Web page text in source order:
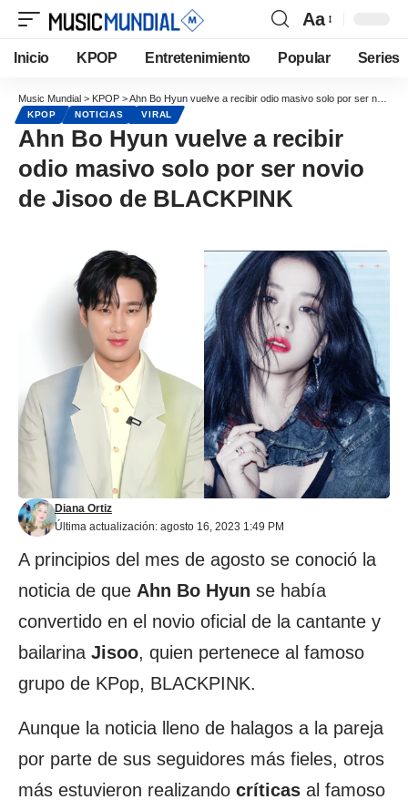
Aa
Inicio KPOP Entretenimiento Popular Series
Music Mundial > KPOP >Ahn Bo Hyun vuelve a recibir odio masivo solo por ser novio de Jisoo de BLACKPINK
KPOP NOTICIAS VIRAL
Ahn Bo Hyun vuelve a recibir
odio masivo solo por ser novio
de Jisoo de BLACKPINK
Última actualización: agosto 16, 2023 1:49 PM
Diana Ortiz
A principios del mes de agosto se conoció la
noticia de que Ahn Bo Hyun se había
convertido en el novio oficial de la cantante y
bailarina Jisoo, quien pertenece al famoso
grupo de KPop, BLACKPINK.
Aunque la noticia lleno de halagos a la pareja
por parte de sus seguidores más fieles, otros
más estuvieron realizando críticas al famoso